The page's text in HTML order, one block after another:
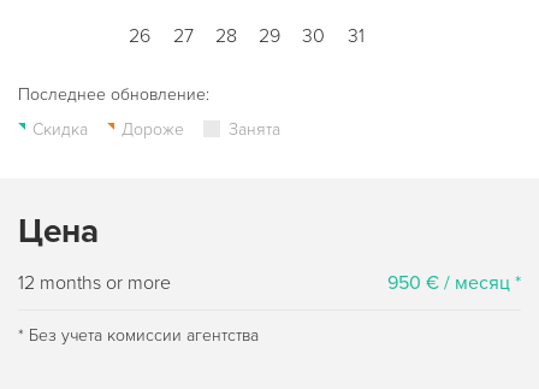
26
27 28 29 30 31
Последнее обновление:
Скидка
Дороже Занята
Цена
12 months or more 950 € / месяц *
* Без учета комиссии агентства